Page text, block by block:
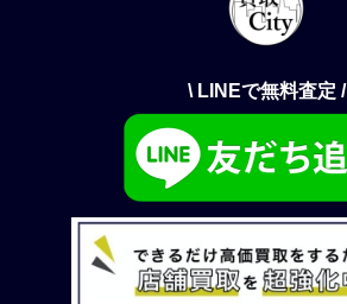
\ LINEで無料査定 /